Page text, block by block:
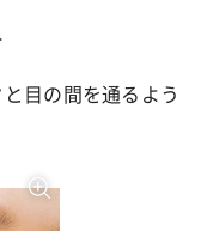
目の間を通るよう